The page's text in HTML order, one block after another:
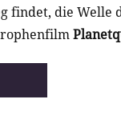
findet, die Welle